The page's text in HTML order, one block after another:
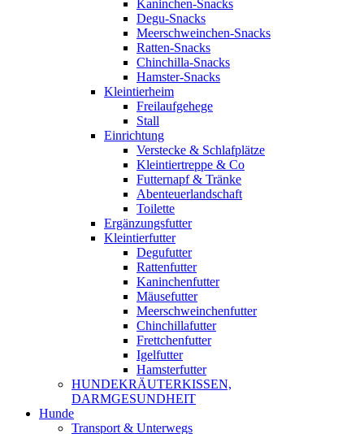
Kaninchen-Snacks
Degu-Snacks
Meerschweinchen-Snacks
Ratten-Snacks
Chinchilla-Snacks
Hamster-Snacks
Kleintierheim
Freilaufgehege
Stall
Einrichtung
Verstecke & Schlafplätze
Kleintiertreppe & Co
Futternapf & Tränke
Abenteuerlandschaft
Toilette
Ergänzungsfutter
Kleintierfutter
Degufutter
Rattenfutter
Kaninchenfutter
Mäusefutter
Meerschweinchenfutter
Chinchillafutter
Frettchenfutter
Igelfutter
Hamsterfutter
HUNDEKRÄUTERKISSEN,
DARMGESUNDHEIT
Hunde
Transport & Unterwegs